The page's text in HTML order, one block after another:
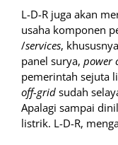
L-D-R juga akan
usaha komponen
/services,
panel surya, power
pemerintah sejuta
off-grid sudah
Apalagi sampai
listrik. L-D-R,